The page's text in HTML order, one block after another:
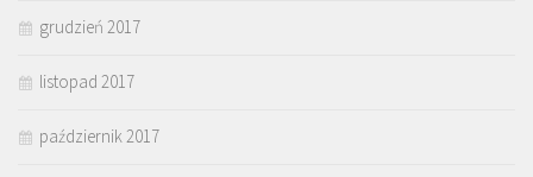
grudzień 2017
listopad 2017
październik 2017